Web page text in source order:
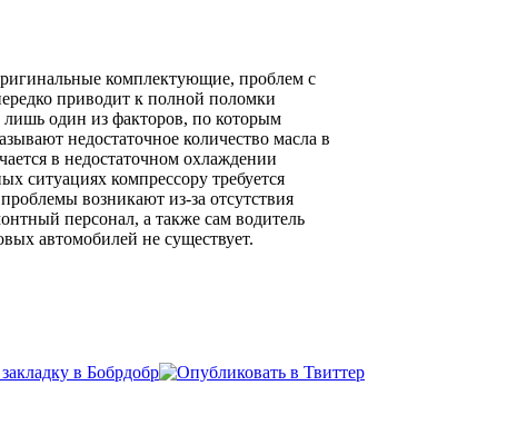
комплектующие, проблем с
приводит к полной поломки
лишь один из факторов, по которым
недостаточное количество масла в
в недостаточном охлаждении
ситуациях компрессору требуется
возникают из-за отсутствия
персонал, а также сам водитель
автомобилей не существует.